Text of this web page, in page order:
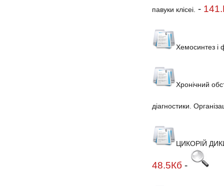
павуки клісеі. -
Хемосинтез і
Хронічний
діагностики.
ЦИКОРІЙ
48.5Кб -